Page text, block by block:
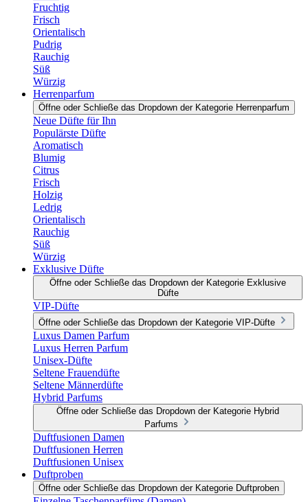
Fruchtig
Frisch
Orientalisch
Pudrig
Rauchig
Süß
Würzig
Herrenparfum
Öffne oder Schließe das Dropdown der Kategorie Herrenparfum
Neue Düfte für Ihn
Populärste Düfte
Aromatisch
Blumig
Citrus
Frisch
Holzig
Ledrig
Orientalisch
Rauchig
Süß
Würzig
Exklusive Düfte
Öffne oder Schließe das Dropdown der Kategorie Exklusive
Düfte
VIP-Düfte
Öffne oder Schließe das Dropdown der Kategorie VIP-Düfte
Luxus Damen Parfum
Luxus Herren Parfum
Unisex-Düfte
Seltene Frauendüfte
Seltene Männerdüfte
Hybrid Parfums
Öffne oder Schließe das Dropdown der Kategorie Hybrid
Parfums
Duftfusionen Damen
Duftfusionen Herren
Duftfusionen Unisex
Duftproben
Öffne oder Schließe das Dropdown der Kategorie Duftproben